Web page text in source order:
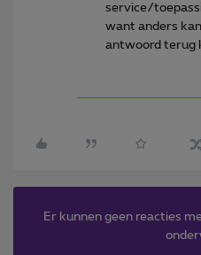
service/
want anders
antwoord terug
Er kunnen geen reacties